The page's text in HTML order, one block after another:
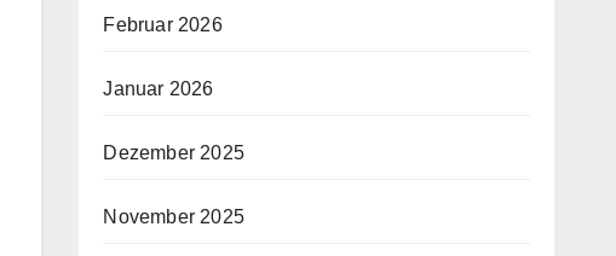
Februar 2026
Januar 2026
Dezember 2025
November 2025